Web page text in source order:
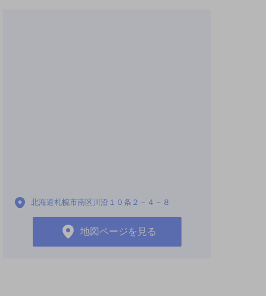
北海道札幌市南区川沿１０条２－４－８
地図ページを見る